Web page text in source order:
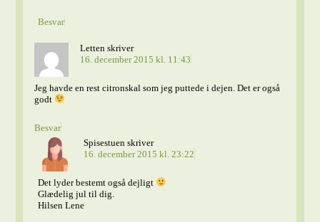
Besvar
Letten skriver
16. december 2015 kl. 11:43
Jeg havde en rest citronskal som jeg puttede i dejen. Det er også
godt
Besvar
Spisestuen skriver
16. december 2015 kl. 23:22
Det lyder bestemt også dejligt
Glædelig jul til dig.
Hilsen Lene